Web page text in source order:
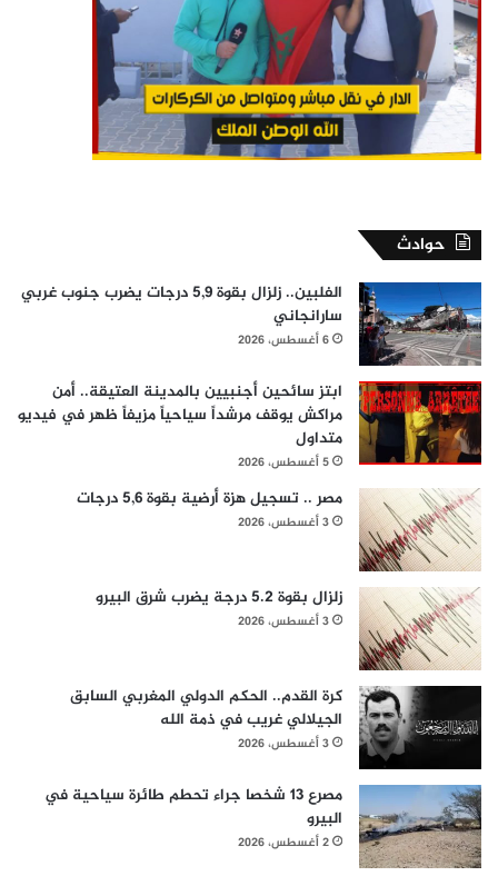
حوادث
الفلبين.. زلزال بقوة 5,9 درجات يضرب جنوب غربي
سارانجاني
6 أغسطس، 2026
ابتز سائحين أجنبيين بالمدينة العتيقة.. أمن
مراكش يوقف مرشداً سياحياً مزيفاً ظهر في فيديو
متداول
5 أغسطس، 2026
مصر .. تسجيل هزة أرضية بقوة 5,6 درجات
3 أغسطس، 2026
زلزال بقوة 5.2 درجة يضرب شرق البيرو
3 أغسطس، 2026
كرة القدم.. الحكم الدولي المغربي السابق
الجيلالي غريب في ذمة الله
3 أغسطس، 2026
مصرع 13 شخصا جراء تحطم طائرة سياحية في
البيرو
2 أغسطس، 2026